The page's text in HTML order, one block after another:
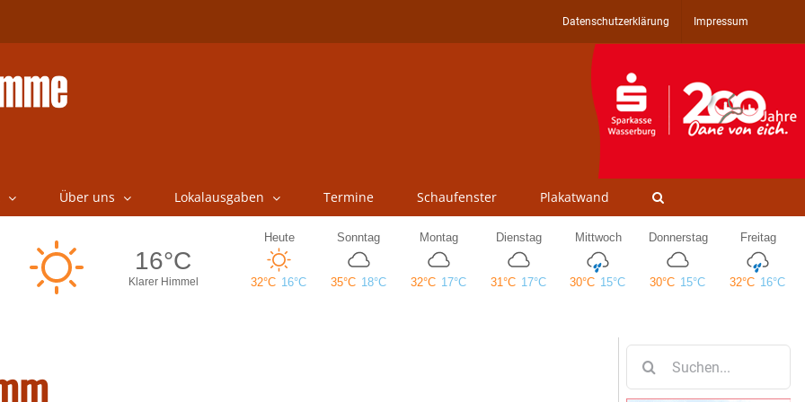
Datenschutzerklärung Impressum
Über uns Lokalausgaben Termine Schaufenster Plakatwand
nach: